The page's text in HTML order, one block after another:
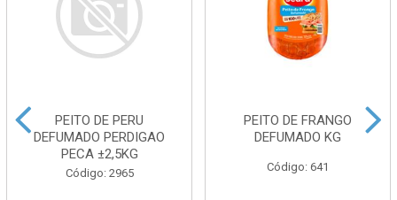
PEITO DE PERU
DEFUMADO PERDIGAO
PECA ±2,5KG
Código: 2965
PEITO DE FRANGO
DEFUMADO KG
Código: 641